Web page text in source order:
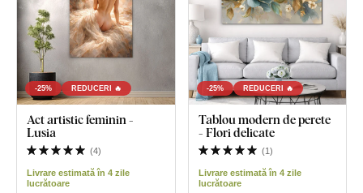
-25% REDUCERI 🔥
Act artistic feminin -
Lusia
(4)
Livrare estimată în 4 zile
lucrătoare
-25% REDUCERI 🔥
Tablou modern de perete
- Flori delicate
(1)
Livrare estimată în 4 zile
lucrătoare